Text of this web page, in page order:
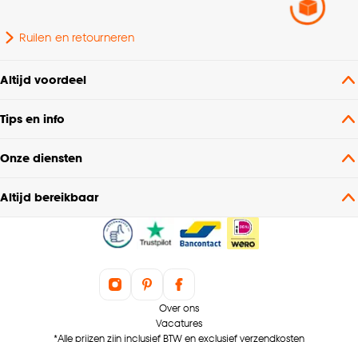
Ruilen en retourneren
Altijd voordeel
Tips en info
Onze diensten
Altijd bereikbaar
Over ons
Vacatures
*Alle prijzen zijn inclusief BTW en exclusief verzendkosten